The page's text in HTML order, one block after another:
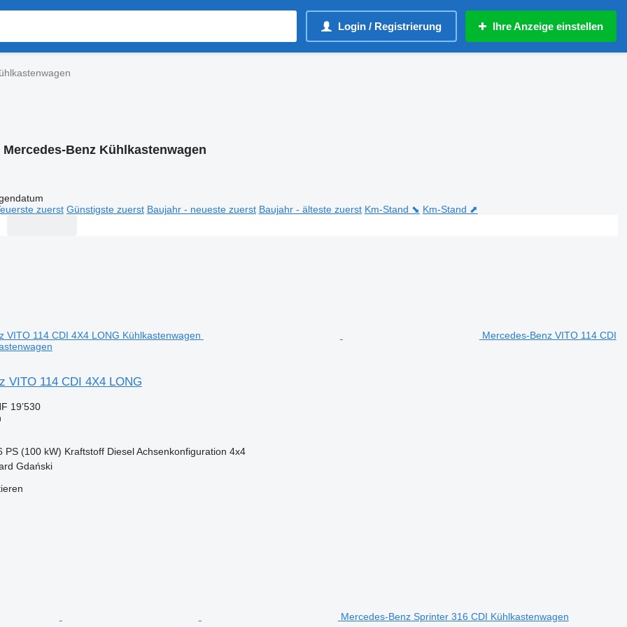
Login / Registrierung Ihre Anzeige einstellen
Mercedes-Benz Kühlkastenwagen
zuerst Günstigste zuerst Baujahr - neueste zuerst Baujahr - älteste zuerst Km-Stand ⬊ Km-Stand ⬈
Mercedes-Benz VITO 114 CDI
VITO 114 CDI 4X4 LONG
19’530
PS (100 kW) Kraftstoff Diesel Achsenkonfiguration 4x4
Gdański
Mercedes-Benz Sprinter 316 CDI Kühlkastenwagen